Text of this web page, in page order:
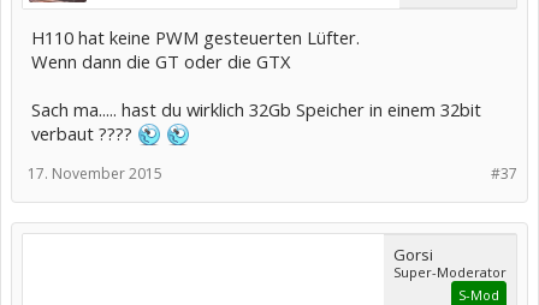
H110 hat keine PWM gesteuerten Lüfter.
Wenn dann die GT oder die GTX
Sach ma..... hast du wirklich 32Gb Speicher in einem 32bit
verbaut ????
#37
17. November 2015
Gorsi
Super-Moderator
S-Mod